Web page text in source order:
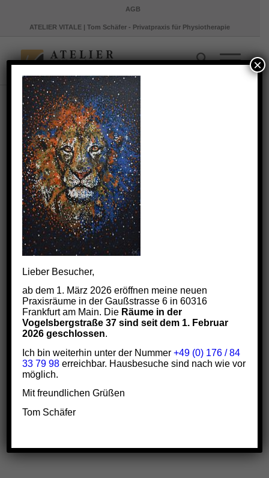
AGB
ATELIER VITALE | Tom Schäfer - Privatpraxis für Physiotherapie
ANY05
11. Oktober 2018 / von
Eintrag teilen
Lieber Besucher,
ab dem 1. März 2026 eröffnen meine neuen
Praxisräume in der Gaußstrasse 6 in 60316
Frankfurt am Main. Die Räume in der
Vogelsbergstraße 37 sind seit dem 1. Februar
2026 geschlossen.
Ich bin weiterhin unter der Nummer+49 (0) 176 / 84
33 79 98 erreichbar. Hausbesuche sind nach wie vor
möglich.
Mit freundlichen Grüßen
Tom Schäfer
×